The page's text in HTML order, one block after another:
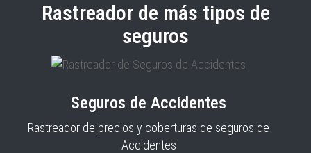
Rastreador de más tipos de
seguros
Seguros de Accidentes
Rastreador de precios y coberturas de seguros de
Accidentes